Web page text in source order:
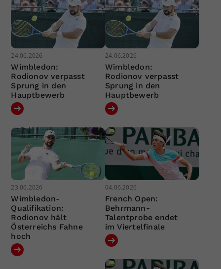
24.06.2026
Wimbledon:
Rodionov verpasst
Sprung in den
Hauptbewerb
24.06.2026
Wimbledon:
Rodionov verpasst
Sprung in den
Hauptbewerb
23.06.2026
Wimbledon-
Qualifikation:
Rodionov hält
Österreichs Fahne
hoch
04.06.2026
French Open:
Behrmann-
Talentprobe endet
im Viertelfinale